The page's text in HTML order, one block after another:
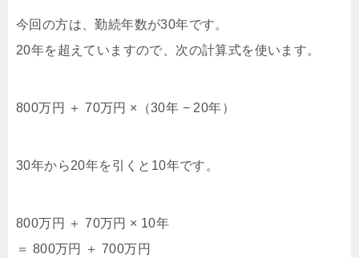
今回の方は、勤続年数が30年です。
20年を超えていますので、次の計算式を使います。
800万円 ＋ 70万円 ×（30年 − 20年）
30年から20年を引くと10年です。
800万円 ＋ 70万円 × 10年
＝ 800万円 ＋ 700万円